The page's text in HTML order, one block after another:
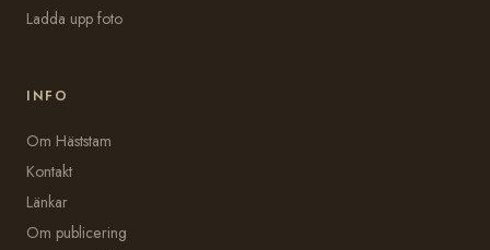
Ladda upp foto
INFO
Om Häststam
Kontakt
Länkar
Om publicering